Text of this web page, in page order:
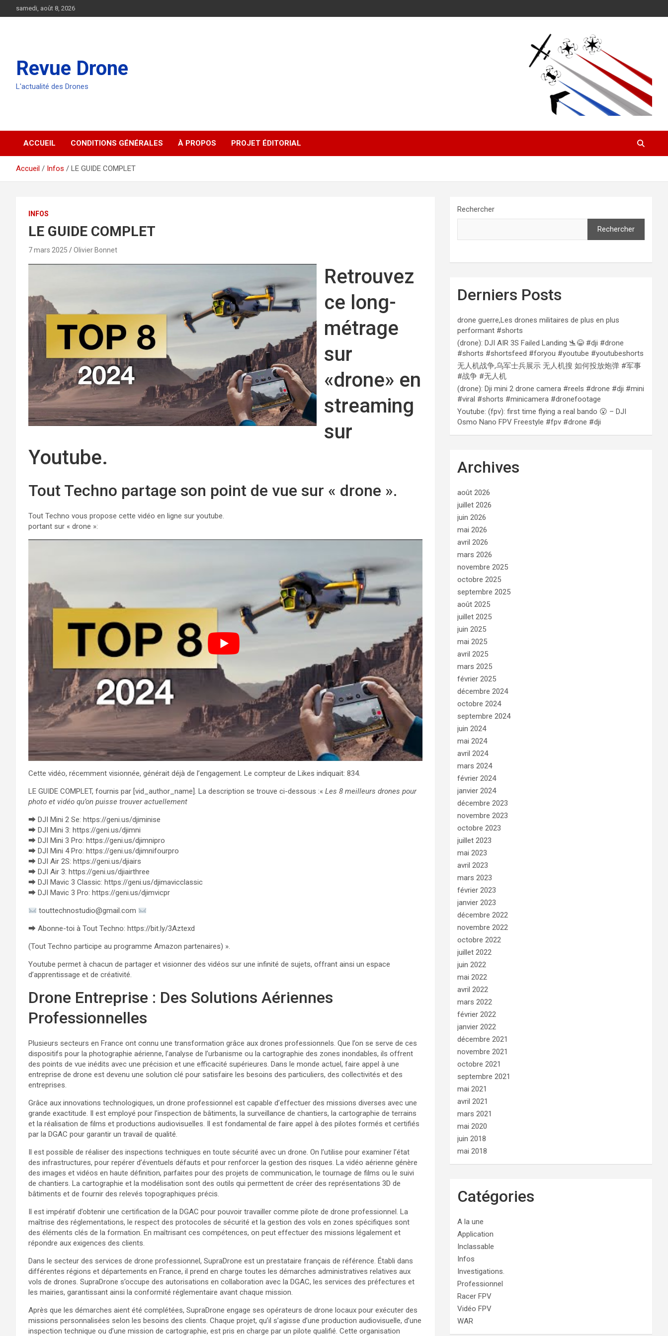
au
samedi, août 8, 2026
Revue Drone
L'actualité des Drones
ACCUEIL CONDITIONS GÉNÉRALES À PROPOS PROJET ÉDITORIAL
Accueil Infos LE GUIDE COMPLET
INFOS
LE GUIDE COMPLET
7 mars 2025 Olivier Bonnet
Retrouvez
ce long-
métrage
sur
«drone» en
streaming
sur
Youtube.
Tout Techno partage son point de vue sur « drone ».
Tout Techno vous propose cette vidéo en ligne sur youtube.
portant sur « drone »:
Cette vidéo, récemment visionnée, générait déjà de l’engagement. Le compteur de Likes indiquait: 834.
LE GUIDE COMPLET, fournis par [vid_author_name]. La description se trouve ci-dessous :« Les 8 meilleurs drones pour
photo et vidéo qu’on puisse trouver actuellement
⮕ DJI Mini 2 Se: https://geni.us/djiminise
⮕ DJI Mini 3: https://geni.us/djimni
⮕ DJI Mini 3 Pro: https://geni.us/djimnipro
⮕ DJI Mini 4 Pro: https://geni.us/djimnifourpro
⮕ DJI Air 2S: https://geni.us/djiairs
⮕ DJI Air 3: https://geni.us/djiairthree
⮕ DJI Mavic 3 Classic: https://geni.us/djimavicclassic
⮕ DJI Mavic 3 Pro: https://geni.us/djimvicpr
touttechnostudio@gmail.com
⮕ Abonne-toi à Tout Techno: https://bit.ly/3Aztexd
(Tout Techno participe au programme Amazon partenaires) ».
Youtube permet à chacun de partager et visionner des vidéos sur une infinité de sujets, offrant ainsi un espace
d’apprentissage et de créativité.
Drone Entreprise : Des Solutions Aériennes
Professionnelles
Plusieurs secteurs en France ont connu une transformation grâce aux drones professionnels. Que l’on se serve de ces
dispositifs pour la photographie aérienne, l’analyse de l’urbanisme ou la cartographie des zones inondables, ils offrent
des points de vue inédits avec une précision et une efficacité supérieures. Dans le monde actuel, faire appel à une
entreprise de drone est devenu une solution clé pour satisfaire les besoins des particuliers, des collectivités et des
entreprises.
Grâce aux innovations technologiques, un drone professionnel est capable d’effectuer des missions diverses avec une
grande exactitude. Il est employé pour l’inspection de bâtiments, la surveillance de chantiers, la cartographie de terrains
et la réalisation de films et productions audiovisuelles. Il est fondamental de faire appel à des pilotes formés et certifiés
par la DGAC pour garantir un travail de qualité.
Il est possible de réaliser des inspections techniques en toute sécurité avec un drone. On l’utilise pour examiner l’état
des infrastructures, pour repérer d’éventuels défauts et pour renforcer la gestion des risques. La vidéo aérienne génère
des images et vidéos en haute définition, parfaites pour des projets de communication, le tournage de films ou le suivi
de chantiers. La cartographie et la modélisation sont des outils qui permettent de créer des représentations 3D de
bâtiments et de fournir des relevés topographiques précis.
Il est impératif d’obtenir une certification de la DGAC pour pouvoir travailler comme pilote de drone professionnel. La
maîtrise des réglementations, le respect des protocoles de sécurité et la gestion des vols en zones spécifiques sont
des éléments clés de la formation. En maîtrisant ces compétences, on peut effectuer des missions légalement et
répondre aux exigences des clients.
Dans le secteur des services de drone professionnel, SupraDrone est un prestataire français de référence. Établi dans
différentes régions et départements en France, il prend en charge toutes les démarches administratives relatives aux
vols de drones. SupraDrone s’occupe des autorisations en collaboration avec la DGAC, les services des préfectures et
les mairies, garantissant ainsi la conformité réglementaire avant chaque mission.
Après que les démarches aient été complétées, SupraDrone engage ses opérateurs de drone locaux pour exécuter des
missions personnalisées selon les besoins des clients. Chaque projet, qu’il s’agisse d’une production audiovisuelle, d’une
inspection technique ou d’une mission de cartographie, est pris en charge par un pilote qualifié. Cette organisation
Rechercher
Rechercher
Derniers Posts
drone guerre,Les drones militaires de plus en plus
performant #shorts
(drone): DJI AIR 3S Failed Landing 🛬😂 #dji #drone
#shorts #shortsfeed #foryou #youtube #youtubeshorts
无人机战争,乌军士兵展示 无人机搜 如何投放炮弹 #军事
#战争 #无人机
(drone): Dji mini 2 drone camera #reels #drone #dji #mini
#viral #shorts #minicamera #dronefootage
Youtube: (fpv): first time flying a real bando 😮 – DJI
Osmo Nano FPV Freestyle #fpv #drone #dji
Archives
août 2026
juillet 2026
juin 2026
mai 2026
avril 2026
mars 2026
novembre 2025
octobre 2025
septembre 2025
août 2025
juillet 2025
juin 2025
mai 2025
avril 2025
mars 2025
février 2025
décembre 2024
octobre 2024
septembre 2024
juin 2024
mai 2024
avril 2024
mars 2024
février 2024
janvier 2024
décembre 2023
novembre 2023
octobre 2023
juillet 2023
mai 2023
avril 2023
mars 2023
février 2023
janvier 2023
décembre 2022
novembre 2022
octobre 2022
juillet 2022
juin 2022
mai 2022
avril 2022
mars 2022
février 2022
janvier 2022
décembre 2021
novembre 2021
octobre 2021
septembre 2021
mai 2021
avril 2021
mars 2021
mai 2020
juin 2018
mai 2018
Catégories
A la une
Application
Inclassable
Infos
Investigations.
Professionnel
Racer FPV
Vidéo FPV
WAR